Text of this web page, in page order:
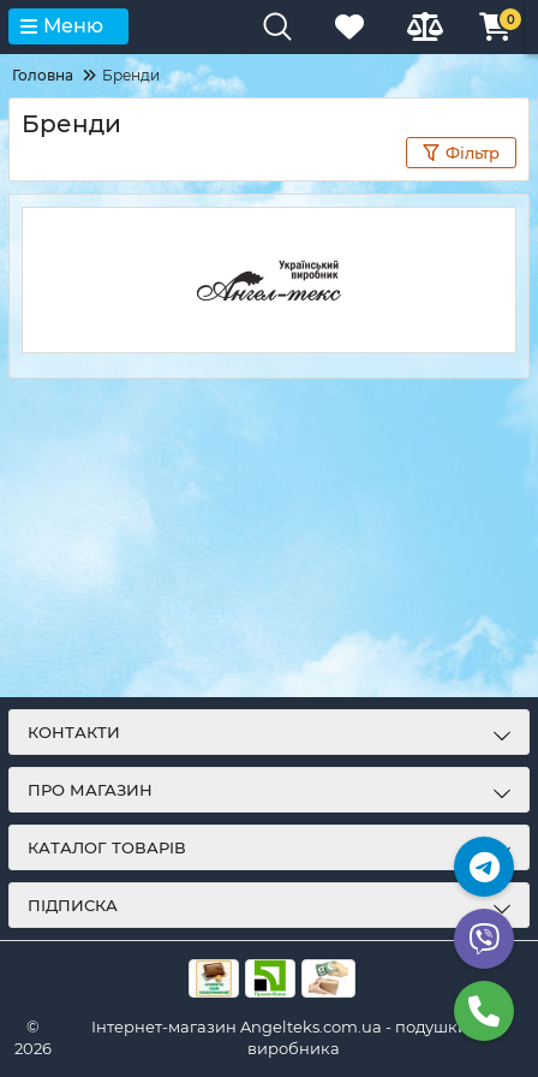
Меню 0
Головна Бренди
Бренди
Фільтр
КОНТАКТИ
ПРО МАГАЗИН
КАТАЛОГ ТОВАРІВ
ПІДПИСКА
©
2026
Інтернет-магазин Angelteks.com.ua - подушки від
виробника